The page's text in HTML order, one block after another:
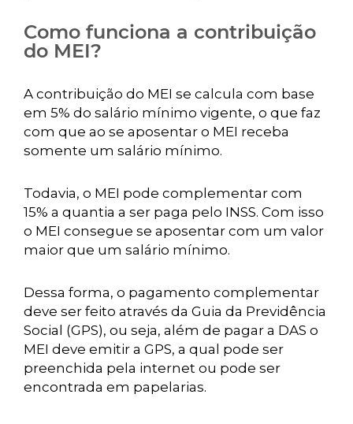
Como funciona a contribuição
do MEI?
A contribuição do MEI se calcula com base
em 5% do salário mínimo vigente, o que faz
com que ao se aposentar o MEI receba
somente um salário mínimo.
Todavia, o MEI pode complementar com
15% a quantia a ser paga pelo INSS. Com isso
o MEI consegue se aposentar com um valor
maior que um salário mínimo.
Dessa forma, o pagamento complementar
deve ser feito através da Guia da Previdência
Social (GPS), ou seja, além de pagar a DAS o
MEI deve emitir a GPS, a qual pode ser
preenchida pela internet ou pode ser
encontrada em papelarias.